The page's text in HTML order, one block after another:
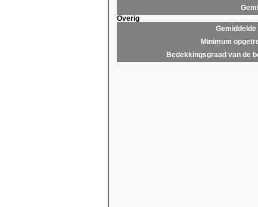
Overig
Minimum
Bedekkingsgraad van de